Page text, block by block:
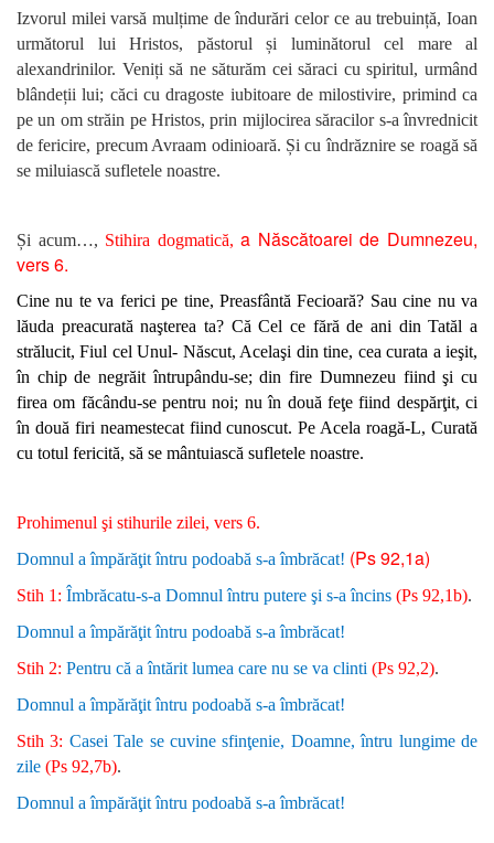
Izvorul milei varsă mulțime de îndurări celor ce au trebuință, Ioan
următorul lui Hristos, păstorul și luminătorul cel mare al
alexandrinilor. Veniți să ne săturăm cei săraci cu spiritul, urmând
blândeții lui; căci cu dragoste iubitoare de milostivire, primind ca
pe un om străin pe Hristos, prin mijlocirea săracilor s-a învrednicit
de fericire, precum Avraam odinioară. Și cu îndrăznire se roagă să
se miluiască sufletele noastre.
Și acum…, Stihira dogmatică, a Născătoarei de Dumnezeu,
vers 6.
Cine nu te va ferici pe tine, Preasfântă Fecioară? Sau cine nu va
lăuda preacurată naşterea ta? Că Cel ce fără de ani din Tatăl a
strălucit, Fiul cel Unul- Născut, Acelaşi din tine, cea curata a ieşit,
în chip de negrăit întrupându-se; din fire Dumnezeu fiind şi cu
firea om făcându-se pentru noi; nu în două feţe fiind despărţit, ci
în două firi neamestecat fiind cunoscut. Pe Acela roagă-L, Curată
cu totul fericită, să se mântuiască sufletele noastre.
Prohimenul şi stihurile zilei, vers 6.
Domnul a împărăţit întru podoabă s-a îmbrăcat! (Ps 92,1a)
Stih 1: Îmbrăcatu-s-a Domnul întru putere şi s-a încins (Ps 92,1b).
Domnul a împărăţit întru podoabă s-a îmbrăcat!
Stih 2: Pentru că a întărit lumea care nu se va clinti (Ps 92,2).
Domnul a împărăţit întru podoabă s-a îmbrăcat!
Stih 3: Casei Tale se cuvine sfinţenie, Doamne, întru lungime de
zile (Ps 92,7b).
Domnul a împărăţit întru podoabă s-a îmbrăcat!